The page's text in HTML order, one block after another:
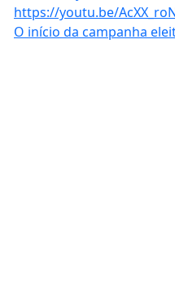
O início da campanha